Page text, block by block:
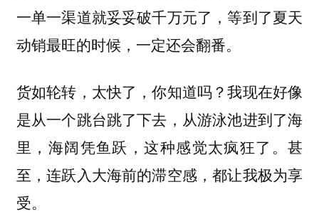
一单一渠道就妥妥破千万元了，等到了夏天
动销最旺的时候，一定还会翻番。
货如轮转，太快了，你知道吗？我现在好像
是从一个跳台跳了下去，从游泳池进到了海
里，海阔凭鱼跃，这种感觉太疯狂了。甚
至，连跃入大海前的滞空感，都让我极为享
受。